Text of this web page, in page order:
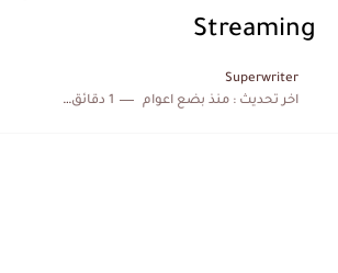
Streaming
Superwriter
اخر تحديث :منذ بضع اعوام 1 دقائق للقراءة